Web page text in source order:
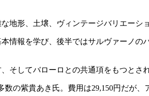
形、土壌、ヴィンテージバリエーシ
報を学び、後半ではサルヴァーノの
してバローロとの共通項をもつとさ
の紫貴あき氏。費用は29,150円だが